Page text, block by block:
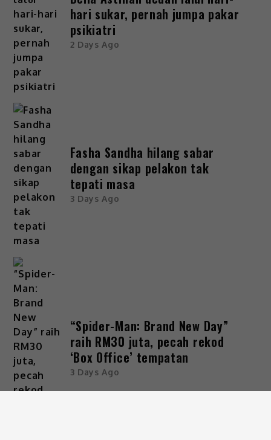
hari sukar, pernah jumpa pakar
psikiatri
2 Days Ago
Fasha Sandha hilang sabar
dengan sikap pelakon tak
tepati masa
3 Days Ago
“Spider-Man: Brand New Day”
raih RM30 juta, pecah rekod
‘Box Office’ tempatan
3 Days Ago